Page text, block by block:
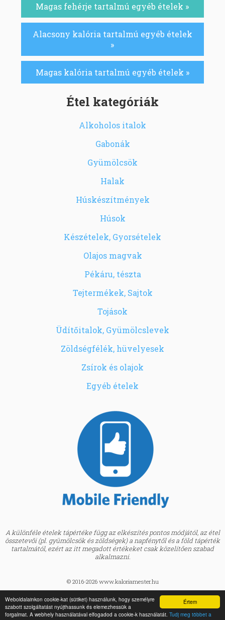
Értem
Weboldalainkon cookie-kat (sütiket) használunk, hogy személyre
szabott szolgáltatást nyújthassunk és elemezhessük a
forgalmat. A webhely használatával elfogadod a cookie-k használatát. Tudj meg többet a
Magas fehérje tartalmú egyéb ételek »
Alacsony kalória tartalmú egyéb ételek
»
Magas kalória tartalmú egyéb ételek »
Étel kategóriák
Alkoholos italok
Gabonák
Gyümölcsök
Halak
Húskészítmények
Húsok
Készételek, Gyorsételek
Olajos magvak
Pékáru, tészta
Tejtermékek, Sajtok
Tojások
Üdítőitalok, Gyümölcslevek
Zöldségfélék, hüvelyesek
Zsírok és olajok
Egyéb ételek
A különféle ételek tápértéke függ az elkészítés pontos módjától, az étel
összetevői (pl. gyümölcsök és zöldségek) a napfénytől és a föld tápérték
tartalmától, ezért az itt megadott értékeket csak közelítően szabad
alkalmazni.
© 2016-2026 www.kaloriamester.hu
BMI kalkulátor »